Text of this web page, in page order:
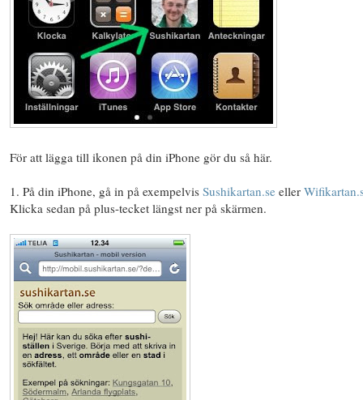
För att lägga till ikonen på din iPhone gör du så här.
1. På din iPhone, gå in på exempelvis Sushikartan.se eller
Klicka sedan på plus-tecket längst ner på skärmen.